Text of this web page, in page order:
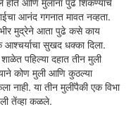
आनंद गगनात मावत नव्हता.
मुद्रेने आता पुढे कसे काय
आश्चर्याचा सुखद धक्का दिला.
पहिल्या दहात तीन मुली
कोण मुली आणि कुठल्या
नाही. या तीन मुलींपैकी एक विभा
तेंव्हा कळले.